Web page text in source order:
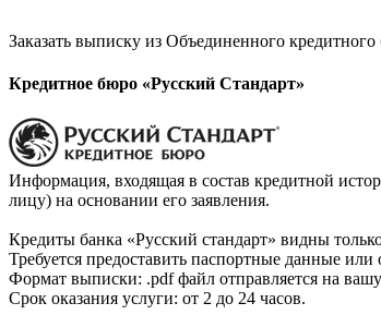
Заказать выписку из Объединенного
Кредитное бюро «Русский Стандарт»
Информация, входящая в состав кредитной
лицу) на основании его заявления.
Кредиты банка «Русский стандарт» видны только
Требуется предоставить паспортные данные
Формат выписки: .pdf файл отправляется на
Срок оказания услуги: от 2 до 24 часов.